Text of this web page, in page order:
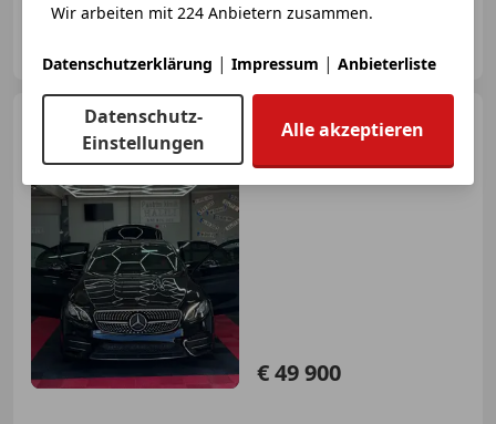
Mercedes-Benz E 53
AMG 4Matic+ Aut.
€ 49 900
Wir arbeiten mit 224 Anbietern zusammen.
Datenschutzerklärung | Impressum | Anbieterliste
Datenschutz-
Einstellungen
Alle akzeptieren